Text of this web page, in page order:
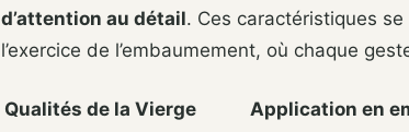
d’attention au détail. Ces caractéristiques
l’exercice de l’embaumement, où chaque
Qualités de la Vierge Application en